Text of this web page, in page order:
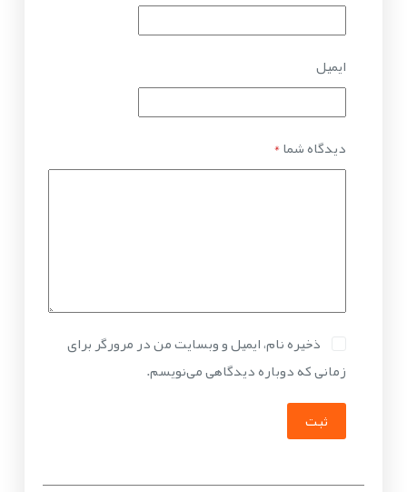
ایمیل
دیدگاه شما*
ذخیره نام، ایمیل و وبسایت من در مرورگر برای
زمانی که دوباره دیدگاهی می‌نویسم.
ثبت